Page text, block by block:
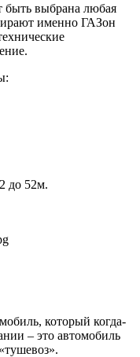
быть выбрана любая
именно ГАЗон
до 52м.
который когда-
– это автомобиль